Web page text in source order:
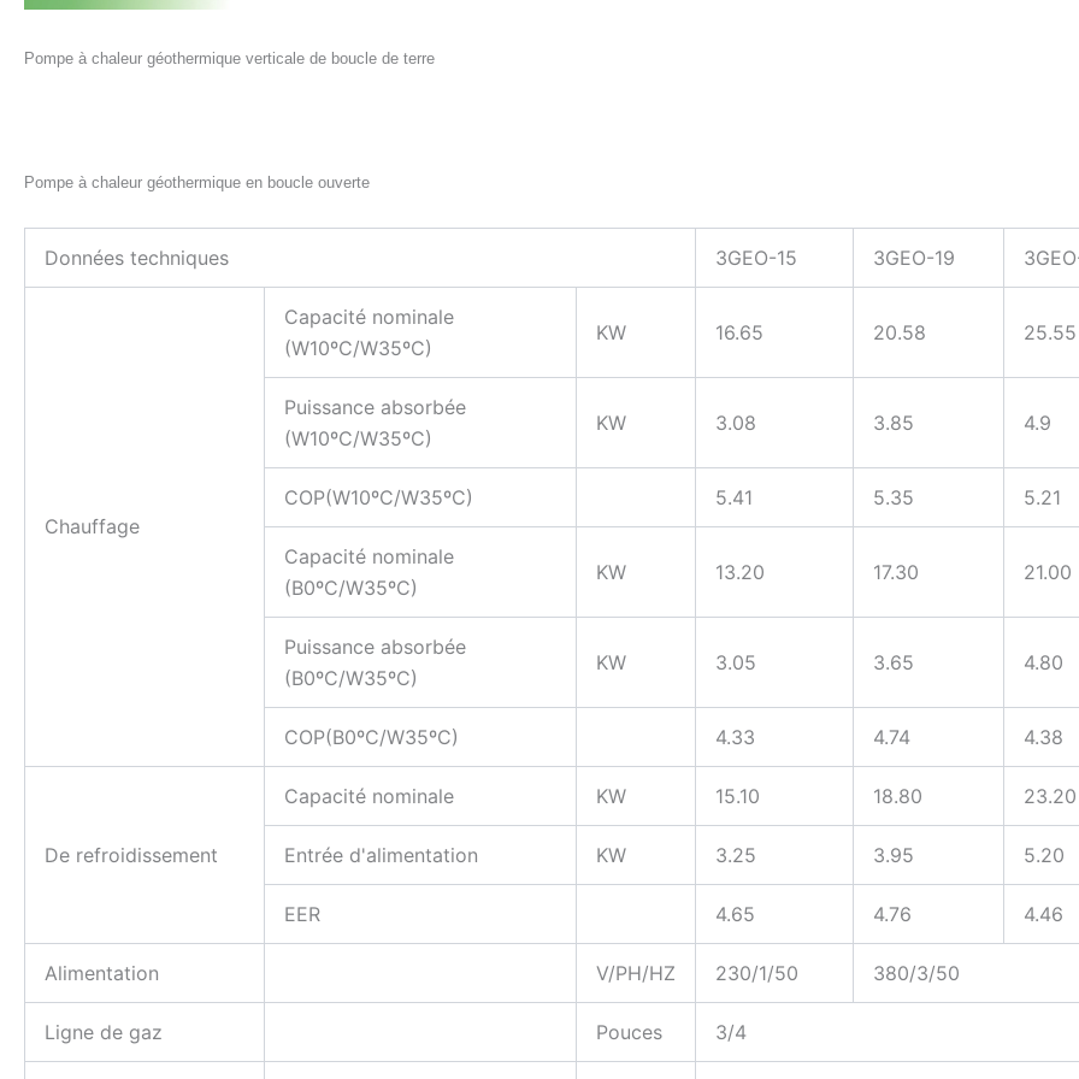
Pompe à chaleur géothermique verticale de boucle de terre
Pompe à chaleur géothermique en boucle ouverte
Données techniques 3GEO-15 3GEO-19
Chauffage
Capacité nominale
(W10ºC/W35ºC)
KW 16.65 20.58 25.55
Puissance absorbée
(W10ºC/W35ºC)
KW 3.08 3.85 4.9
COP(W10ºC/W35ºC) 5.41 5.35 5.21
Capacité nominale
(B0ºC/W35ºC)
KW 13.20 17.30 21.00
Puissance absorbée
(B0ºC/W35ºC)
KW 3.05 3.65 4.80
COP(B0ºC/W35ºC) 4.33 4.74 4.38
De refroidissement
Capacité nominale KW 15.10 18.80 23.20
Entrée d'alimentation KW 3.25 3.95 5.20
EER 4.65 4.76 4.46
Alimentation V/PH/HZ 230/1/50 380/3/50
Ligne de gaz Pouces 3/4